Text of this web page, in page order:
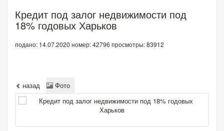
Поиск по сайту
Подать объявление
Кредит под залог недвижимости под
18% годовых Харьков
подано: 14.07.2020 номер: 42796 просмотры: 83912
назад Фото